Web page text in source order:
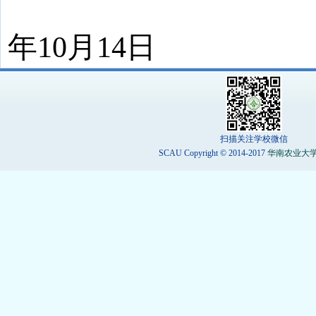
年10月14日
扫描关注学校微信
SCAU Copyright © 2014-2017 华南农业大